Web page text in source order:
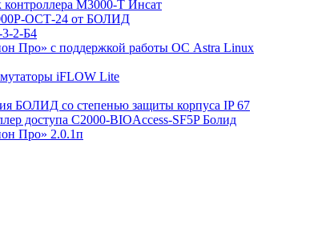
контроллера М3000-Т Инсат
ОСТ-24 от БОЛИД
2-Б4
Про» с поддержкой работы ОС Astra Linux
iFLOW Lite
БОЛИД со степенью защиты корпуса IP 67
доступа С2000-BIOAccess-SF5P Болид
Про» 2.0.1п